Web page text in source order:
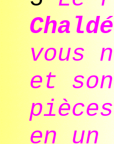
vous
et
en un